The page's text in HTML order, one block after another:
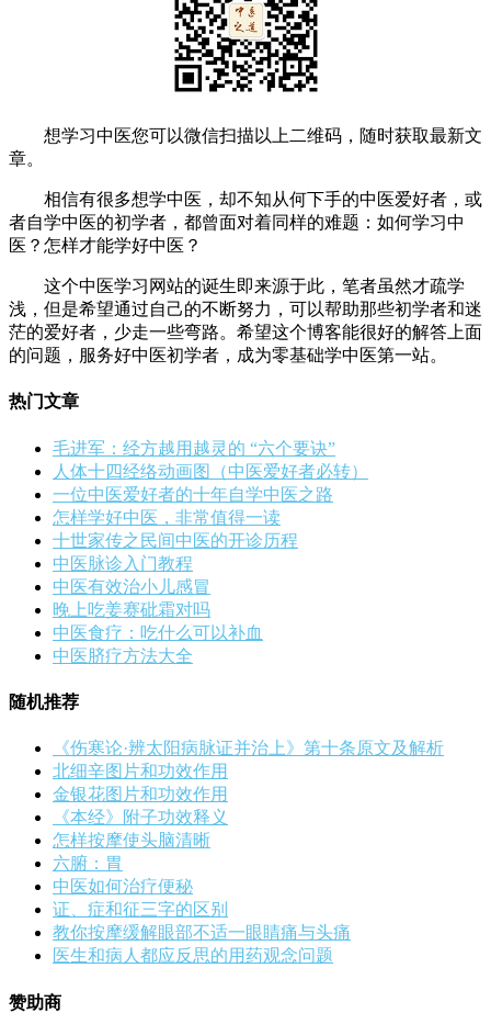
想学习中医您可以微信扫描以上二维码，随时获取最新文
章。
相信有很多想学中医，却不知从何下手的中医爱好者，或
者自学中医的初学者，都曾面对着同样的难题：如何学习中
医？怎样才能学好中医？
这个中医学习网站的诞生即来源于此，笔者虽然才疏学
浅，但是希望通过自己的不断努力，可以帮助那些初学者和迷
茫的爱好者，少走一些弯路。希望这个博客能很好的解答上面
的问题，服务好中医初学者，成为零基础学中医第一站。
热门文章
毛进军：经方越用越灵的 “六个要诀”
人体十四经络动画图（中医爱好者必转）
一位中医爱好者的十年自学中医之路
怎样学好中医，非常值得一读
十世家传之民间中医的开诊历程
中医脉诊入门教程
中医有效治小儿感冒
晚上吃姜赛砒霜对吗
中医食疗：吃什么可以补血
中医脐疗方法大全
随机推荐
《伤寒论·辨太阳病脉证并治上》第十条原文及解析
北细辛图片和功效作用
金银花图片和功效作用
《本经》附子功效释义
怎样按摩使头脑清晰
六腑：胃
中医如何治疗便秘
证、症和征三字的区别
教你按摩缓解眼部不适一眼睛痛与头痛
医生和病人都应反思的用药观念问题
赞助商